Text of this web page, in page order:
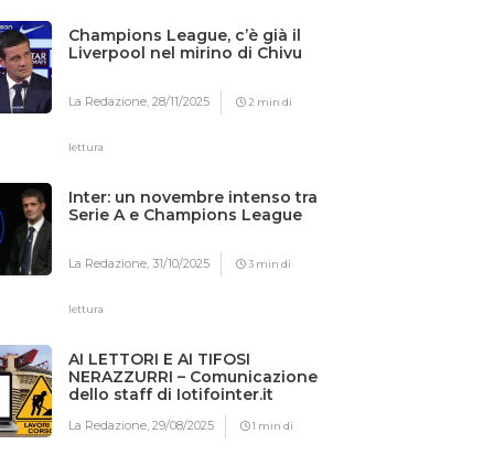
Champions League, c’è già il
Liverpool nel mirino di Chivu
La Redazione,28/11/2025 2 min di
lettura
Inter: un novembre intenso tra
Serie A e Champions League
La Redazione,31/10/2025 3 min di
lettura
AI LETTORI E AI TIFOSI
NERAZZURRI – Comunicazione
dello staff di Iotifointer.it
La Redazione,29/08/2025 1 min di